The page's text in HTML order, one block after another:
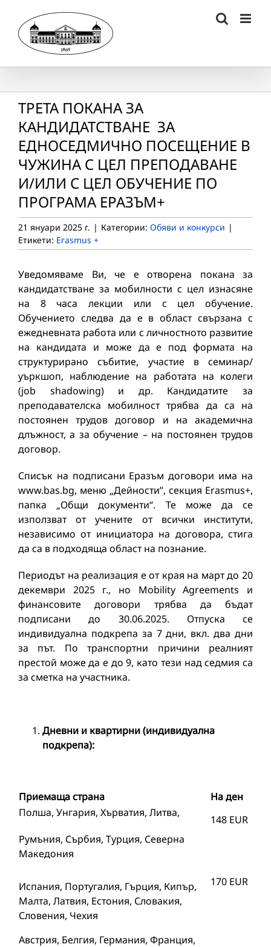
content
ТРЕТА ПОКАНА ЗА
КАНДИДАТСТВАНЕ ЗА
ЕДНОСЕДМИЧНО ПОСЕЩЕНИЕ В
ЧУЖИНА С ЦЕЛ ПРЕПОДАВАНЕ
И/ИЛИ С ЦЕЛ ОБУЧЕНИЕ ПО
ПРОГРАМА ЕРАЗЪМ+
21 януари 2025 г. | Категории: Обяви и конкурси |
Етикети: Erasmus +
Уведомяваме Ви, че е отворена покана за
кандидатстване за мобилности с цел изнасяне
на 8 часа лекции или с цел обучение.
Обучението следва да е в област свързана с
ежедневната работа или с личностното развитие
на кандидата и може да е под формата на
структурирано събитие, участие в семинар/
уъркшоп, наблюдение на работата на колеги
(job shadowing) и др. Кандидатите за
преподавателска мобилност трябва да са на
постоянен трудов договор и на академична
длъжност, а за обучение – на постоянен трудов
договор.
Списък на подписани Еразъм договори има на
www.bas.bg, меню „Дейности”, секция Erasmus+,
папка „Общи документи“. Те може да се
използват от учените от всички институти,
независимо от инициатора на договора, стига
да са в подходяща област на познание.
Периодът на реализация е от края на март до 20
декември 2025 г., но Mobility Agreements и
финансовите договори трябва да бъдат
подписани до 30.06.2025. Отпуска се
индивидуална подкрепа за 7 дни, вкл. два дни
за път. По транспортни причини реалният
престой може да е до 9, като тези над седмия са
за сметка на участника.
Дневни и квартирни(индивидуална
подкрепа):
Приемаща страна
На ден
Полша, Унгария, Хърватия, Литва,
Румъния, Сърбия, Турция, Северна
Македония
148 EUR
Испания, Португалия, Гърция, Кипър,
Малта, Латвия, Естония, Словакия,
Словения, Чехия
170 EUR
Австрия, Белгия, Германия, Франция,